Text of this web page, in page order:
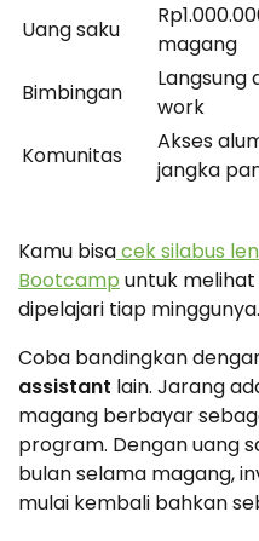
Uang saku
magang
Bimbingan
work
Komunitas
Akses
jangka
Kamu bisacek silabus
Bootcamp untuk
dipelajari tiap minggunya.
Coba bandingkan
assistant lain. Jarang
magang berbayar
program. Dengan uang
bulan selama magang,
mulai kembali bahkan